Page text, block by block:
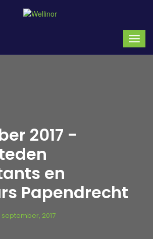
2017 -
en
Papendrecht
2017